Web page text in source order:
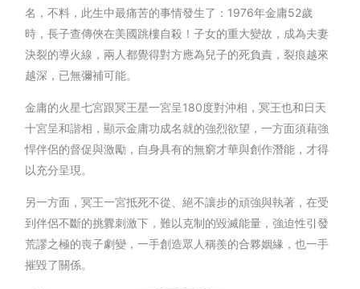
名，不料，此生中最痛苦的事情發生了：1976年金庸52歲
時，長子查傳俠在美國跳樓自殺！子女的重大變故，成為夫妻
決裂的導火線，兩人都覺得對方應為兒子的死負責，裂痕越來
越深，已無彌補可能。
金庸的火星七宮跟冥王星一宮呈180度對沖相，冥王也和日天
十宮呈和諧相，顯示金庸功成名就的強烈欲望，一方面須藉強
悍伴侶的督促與激勵，自身具有的無窮才華與創作潛能，才得
以充分呈現。
另一方面，冥王一宮抵死不從、絕不讓步的頑強與執著，在受
到伴侶不斷的挑釁刺激下，難以克制的毀滅能量，強迫性引發
荒謬之極的喪子劇變，一手創造眾人稱羨的合夥姻緣，也一手
摧毀了關係。